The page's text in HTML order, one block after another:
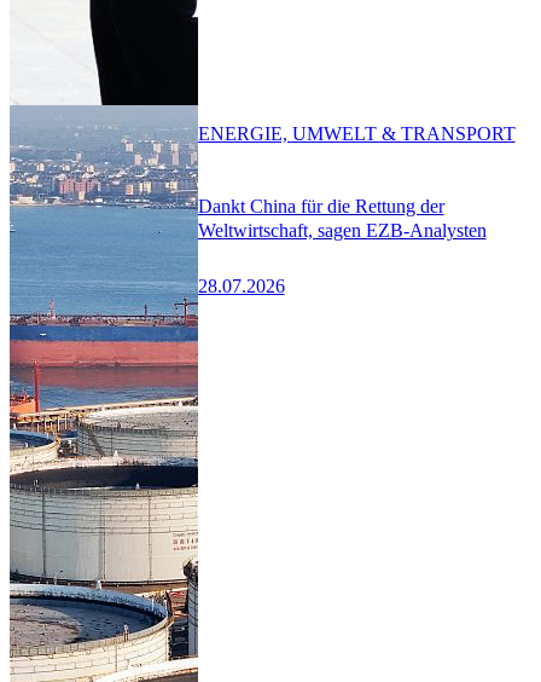
Dankt China für die Rettung der
Weltwirtschaft, sagen EZB-Analysten
28.07.2026
ENERGIE, UMWELT & TRANSPORT